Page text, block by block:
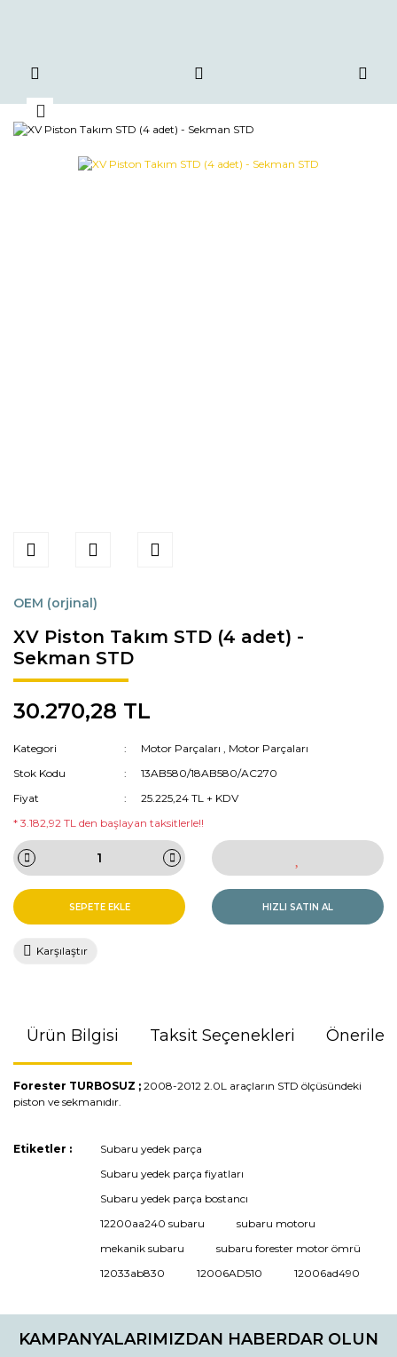
OEM (orjinal)
XV Piston Takım STD (4 adet) -
Sekman STD
30.270,28 TL
Kategori Motor Parçaları , Motor Parçaları
Stok Kodu
13AB580/18AB580/AC270
Fiyat
25.225,24 TL + KDV
* 3.182,92 TL den başlayan taksitlerle!!
SEPETE EKLE HIZLI SATIN AL
Karşılaştır
Ürün Bilgisi Taksit Seçenekleri
Forester TURBOSUZ ; 2008-2012 2.0L araçların STD ölçüsündeki
piston ve sekmanıdır.
Bu ürünün fiyat bilgisi, resim, ürün açıklamalarında ve diğer
kullanarak tarafımıza iletebilirsiniz.
Görüş ve önerileriniz için teşekkür ederiz.
Ürün fiyatı diğer sitelerden daha pahalı.
Bu ürüne benzer farklı alternatifler olmalı.
Etiketler :
Subaru yedek parça
Subaru yedek parça fiyatları
Subaru yedek parça bostancı
12200aa240 subaru
subaru motoru
mekanik subaru
subaru forester motor ömrü
12033ab830
12006AD510 12006ad490
KAMPANYALARIMIZDAN HABERDAR OLUN